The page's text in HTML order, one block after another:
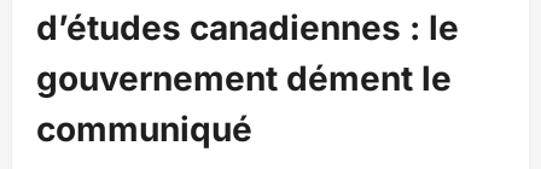
d’études canadiennes : le
gouvernement dément le
communiqué